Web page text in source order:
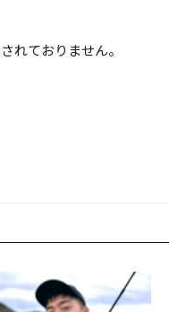
れておりません。